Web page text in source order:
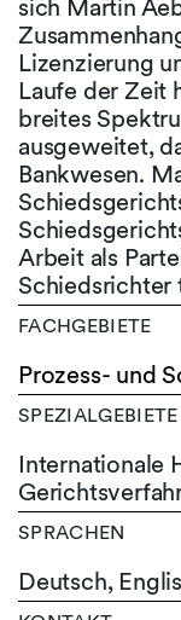
sich Martin
Lizenzierung
Laufe der Zeit
breites
ausgeweitet,
Bankwesen.
Arbeit als
Schiedsrichter
FACHGEBIETE
Prozess- und
SPEZIALGEBIETE
Internationale
SPRACHEN
Deutsch,